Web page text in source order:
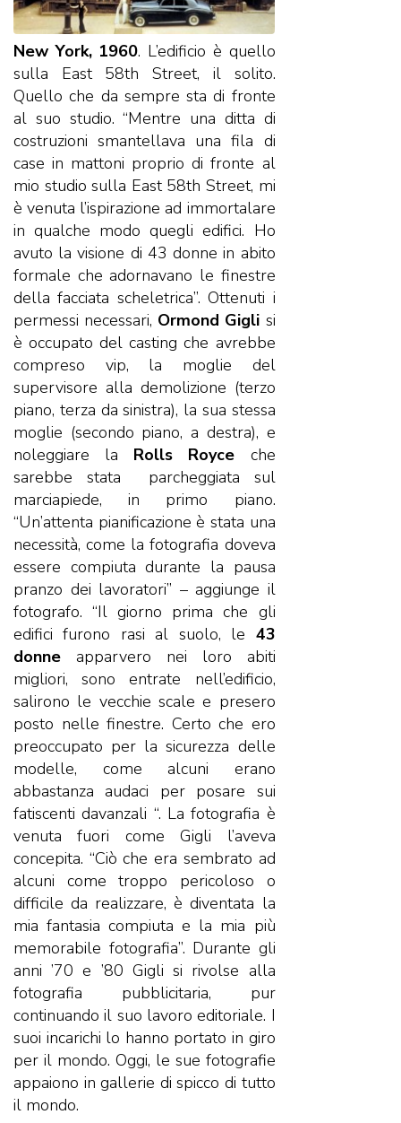
New York, 1960. L’edificio è quello
sulla East 58th Street, il solito.
Quello che da sempre sta di fronte
al suo studio. “Mentre una ditta di
costruzioni smantellava una fila di
case in mattoni proprio di fronte al
mio studio sulla East 58th Street, mi
è venuta l’ispirazione ad immortalare
in qualche modo quegli edifici. Ho
avuto la visione di 43 donne in abito
formale che adornavano le finestre
della facciata scheletrica”. Ottenuti i
permessi necessari, Ormond Gigli si
è occupato del casting che avrebbe
compreso vip, la moglie del
supervisore alla demolizione (terzo
piano, terza da sinistra), la sua stessa
moglie (secondo piano, a destra), e
noleggiare la Rolls Royce che
sarebbe stata parcheggiata sul
marciapiede, in primo piano.
“Un’attenta pianificazione è stata una
necessità, come la fotografia doveva
essere compiuta durante la pausa
pranzo dei lavoratori” – aggiunge il
fotografo. “Il giorno prima che gli
edifici furono rasi al suolo, le 43
donne apparvero nei loro abiti
migliori, sono entrate nell’edificio,
salirono le vecchie scale e presero
posto nelle finestre. Certo che ero
preoccupato per la sicurezza delle
modelle, come alcuni erano
abbastanza audaci per posare sui
fatiscenti davanzali “. La fotografia è
venuta fuori come Gigli l’aveva
concepita. “Ciò che era sembrato ad
alcuni come troppo pericoloso o
difficile da realizzare, è diventata la
mia fantasia compiuta e la mia più
memorabile fotografia”. Durante gli
anni ’70 e ’80 Gigli si rivolse alla
fotografia pubblicitaria, pur
continuando il suo lavoro editoriale. I
suoi incarichi lo hanno portato in giro
per il mondo. Oggi, le sue fotografie
appaiono in gallerie di spicco di tutto
il mondo.